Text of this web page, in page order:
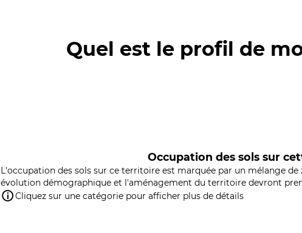
Quel est le profil de
Occupation des sols sur
L'occupation des sols sur ce territoire est marquée par un mélange
évolution démographique et l'aménagement du territoire devront
Cliquez sur une catégorie pour afficher plus de détails